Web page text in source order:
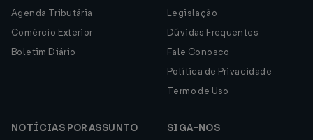
Agenda Tributária
Comércio Exterior
Boletim Diário
Legislação
Dúvidas Frequentes
Fale Conosco
Política de Privacidade
Termo de Uso
NOTÍCIAS POR ASSUNTO
SIGA-NOS